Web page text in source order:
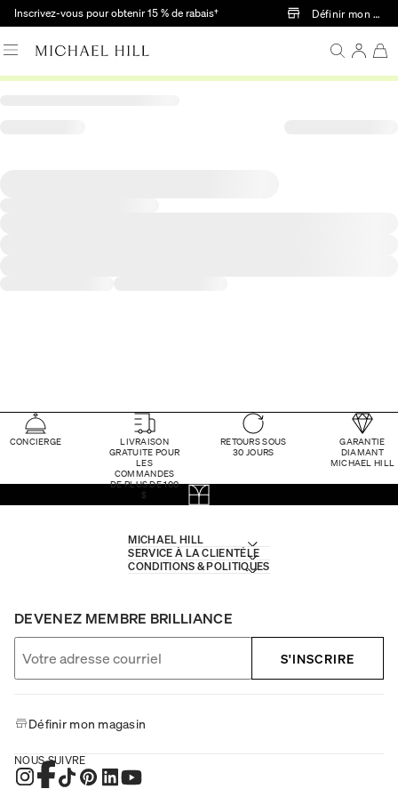
Passer au contenu principal
Inscrivez-vous pour obtenir 15 % de rabais† Définir mon
CONCIERGE
LIVRAISON
GRATUITE POUR
LES
COMMANDES
DE PLUS DE 100
$
RETOURS SOUS
30 JOURS
GARANTIE
DIAMANT
MICHAEL HILL
MICHAEL HILL
SERVICE À LA CLIENTÈLE
CONDITIONS & POLITIQUES
DEVENEZ MEMBRE BRILLIANCE
S'INSCRIRE
Définir mon magasin
NOUS SUIVRE